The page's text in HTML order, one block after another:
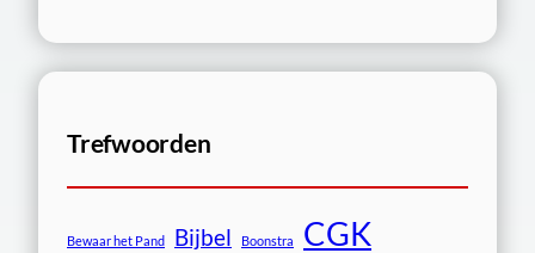
Trefwoorden
Bewaar het Pand Bijbel Boonstra CGK